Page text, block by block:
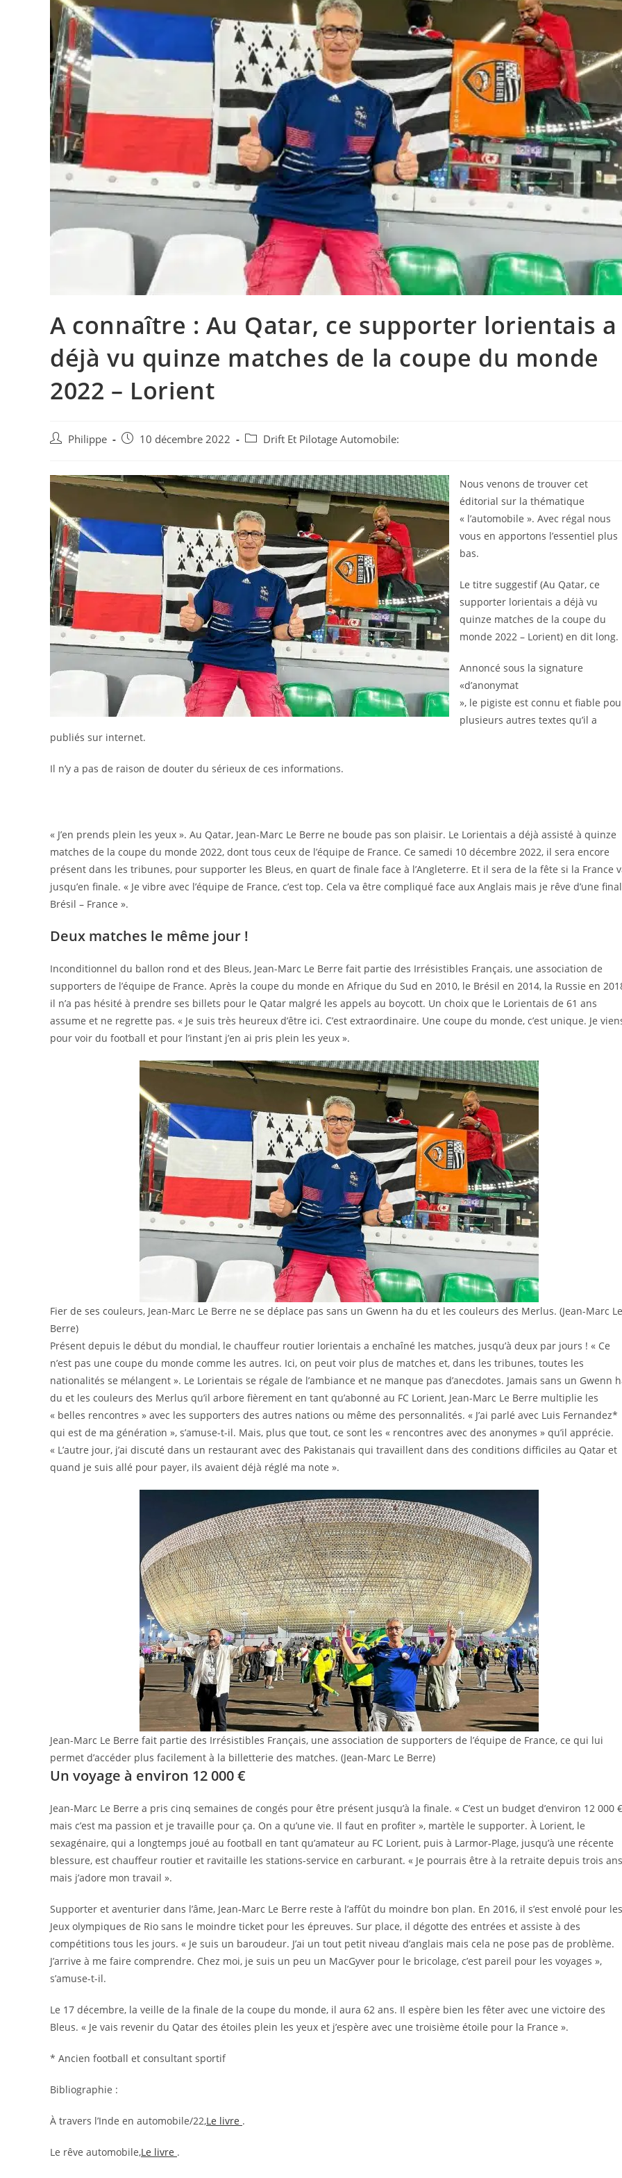
A connaître : Au Qatar, ce supporter lorientais a
déjà vu quinze matches de la coupe du monde
2022 – Lorient
Auteur/autrice
publication :
Philippe
Post 10 décembre 2022
Post Drift Et Pilotage Automobile:
Nous venons de trouver cet
éditorial sur la thématique
« l’automobile ». Avec régal nous
vous en apportons l’essentiel plus
bas.
Le titre suggestif (Au Qatar, ce
supporter lorientais a déjà vu
quinze matches de la coupe du
monde 2022 – Lorient) en dit long.
Annoncé sous la signature
«d’anonymat
», le pigiste est connu et fiable
plusieurs autres textes qu’il a
publiés sur internet.
Il n’y a pas de raison de douter du sérieux de ces informations.
« J’en prends plein les yeux ». Au Qatar, Jean-Marc Le Berre ne boude pas son plaisir. Le Lorientais a déjà assisté à quinze
matches de la coupe du monde 2022, dont tous ceux de l’équipe de France. Ce samedi 10 décembre 2022, il sera encore
présent dans les tribunes, pour supporter les Bleus, en quart de finale face à l’Angleterre. Et il sera de la fête si la France
jusqu’en finale. « Je vibre avec l’équipe de France, c’est top. Cela va être compliqué face aux Anglais mais je rêve d’une
Brésil – France ».
Deux matches le même jour !
Inconditionnel du ballon rond et des Bleus, Jean-Marc Le Berre fait partie des Irrésistibles Français, une association de
supporters de l’équipe de France. Après la coupe du monde en Afrique du Sud en 2010, le Brésil en 2014, la Russie en
il n’a pas hésité à prendre ses billets pour le Qatar malgré les appels au boycott. Un choix que le Lorientais de 61 ans
assume et ne regrette pas. « Je suis très heureux d’être ici. C’est extraordinaire. Une coupe du monde, c’est unique. Je
pour voir du football et pour l’instant j’en ai pris plein les yeux ».
Fier de ses couleurs, Jean-Marc Le Berre ne se déplace pas sans un Gwenn ha du et les couleurs des Merlus. (Jean-Marc Le
Berre)
Présent depuis le début du mondial, le chauffeur routier lorientais a enchaîné les matches, jusqu’à deux par jours ! « Ce
n’est pas une coupe du monde comme les autres. Ici, on peut voir plus de matches et, dans les tribunes, toutes les
nationalités se mélangent ». Le Lorientais se régale de l’ambiance et ne manque pas d’anecdotes. Jamais sans un Gwenn
du et les couleurs des Merlus qu’il arbore fièrement en tant qu’abonné au FC Lorient, Jean-Marc Le Berre multiplie les
« belles rencontres » avec les supporters des autres nations ou même des personnalités. « J’ai parlé avec Luis Fernandez*
qui est de ma génération », s’amuse-t-il. Mais, plus que tout, ce sont les « rencontres avec des anonymes » qu’il apprécie.
« L’autre jour, j’ai discuté dans un restaurant avec des Pakistanais qui travaillent dans des conditions difficiles au Qatar et
quand je suis allé pour payer, ils avaient déjà réglé ma note ».
Jean-Marc Le Berre fait partie des Irrésistibles Français, une association de supporters de l’équipe de France, ce qui lui
permet d’accéder plus facilement à la billetterie des matches. (Jean-Marc Le Berre)
Un voyage à environ 12 000 €
Jean-Marc Le Berre a pris cinq semaines de congés pour être présent jusqu’à la finale. « C’est un budget d’environ 12 000 €
mais c’est ma passion et je travaille pour ça. On a qu’une vie. Il faut en profiter », martèle le supporter. À Lorient, le
sexagénaire, qui a longtemps joué au football en tant qu’amateur au FC Lorient, puis à Larmor-Plage, jusqu’à une récente
blessure, est chauffeur routier et ravitaille les stations-service en carburant. « Je pourrais être à la retraite depuis trois
mais j’adore mon travail ».
Supporter et aventurier dans l’âme, Jean-Marc Le Berre reste à l’affût du moindre bon plan. En 2016, il s’est envolé pour les
Jeux olympiques de Rio sans le moindre ticket pour les épreuves. Sur place, il dégotte des entrées et assiste à des
compétitions tous les jours. « Je suis un baroudeur. J’ai un tout petit niveau d’anglais mais cela ne pose pas de problème.
J’arrive à me faire comprendre. Chez moi, je suis un peu un MacGyver pour le bricolage, c’est pareil pour les voyages »,
s’amuse-t-il.
Le 17 décembre, la veille de la finale de la coupe du monde, il aura 62 ans. Il espère bien les fêter avec une victoire des
Bleus. « Je vais revenir du Qatar des étoiles plein les yeux et j’espère avec une troisième étoile pour la France ».
* Ancien football et consultant sportif
Bibliographie :
À travers l’Inde en automobile/22,Le livre .
Le rêve automobile,Le livre .